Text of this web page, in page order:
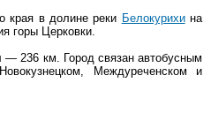
края в долине реки Белокурихина
горы Церковки.
236 км. Город связан автобусным
Междуреченском и